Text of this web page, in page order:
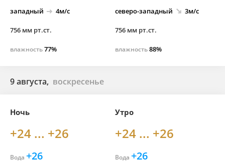
западный 4м/с
756 мм рт.ст.
влажность77%
северо-западный 3м/с
756 мм рт.ст.
влажность88%
9 августа, воскресенье
Ночь
+24 ... +26
Вода +26
Утро
+24 ... +26
Вода +26